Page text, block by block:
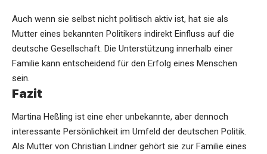
Auch wenn sie selbst nicht politisch aktiv ist, hat sie als
Mutter eines bekannten Politikers indirekt Einfluss auf die
deutsche Gesellschaft. Die Unterstützung innerhalb einer
Familie kann entscheidend für den Erfolg eines Menschen
sein.
Fazit
Martina Heßling ist eine eher unbekannte, aber dennoch
interessante Persönlichkeit im Umfeld der deutschen Politik.
Als Mutter von Christian Lindner gehört sie zur Familie eines